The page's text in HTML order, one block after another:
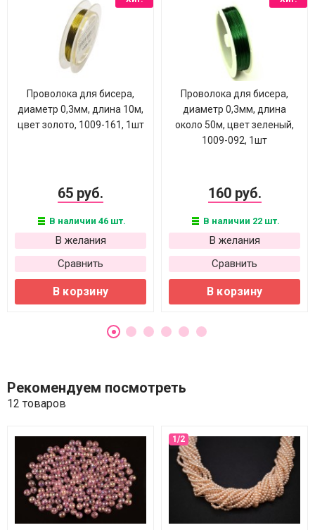
Проволока для бисера,
диаметр 0,3мм, длина 10м,
цвет золото, 1009-161, 1шт
65 руб.
В наличии 46 шт.
В желания
Сравнить
В корзину
Проволока для бисера,
диаметр 0,3мм, длина
около 50м, цвет зеленый,
1009-092, 1шт
160 руб.
В наличии 22 шт.
В желания
Сравнить
В корзину
Рекомендуем посмотреть
12 товаров